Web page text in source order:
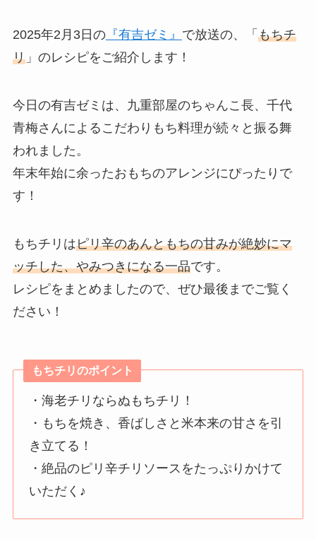
2025年2月3日の『有吉ゼミ』 で放送の、「 もちチ
リ」のレシピをご紹介します！
今日の有吉ゼミは、九重部屋のちゃんこ長、千代
青梅さんによるこだわりもち料理が続々と振る舞
われました。
年末年始に余ったおもちのアレンジにぴったりで
す！
もちチリはピリ辛のあんともちの甘みが絶妙にマ
ッチした、やみつきになる一品です。
レシピをまとめましたので、ぜひ最後までご覧く
ださい！
もちチリのポイント
・海老チリならぬもちチリ！
・もちを焼き、香ばしさと米本来の甘さを引
き立てる！
・絶品のピリ辛チリソースをたっぷりかけて
いただく♪